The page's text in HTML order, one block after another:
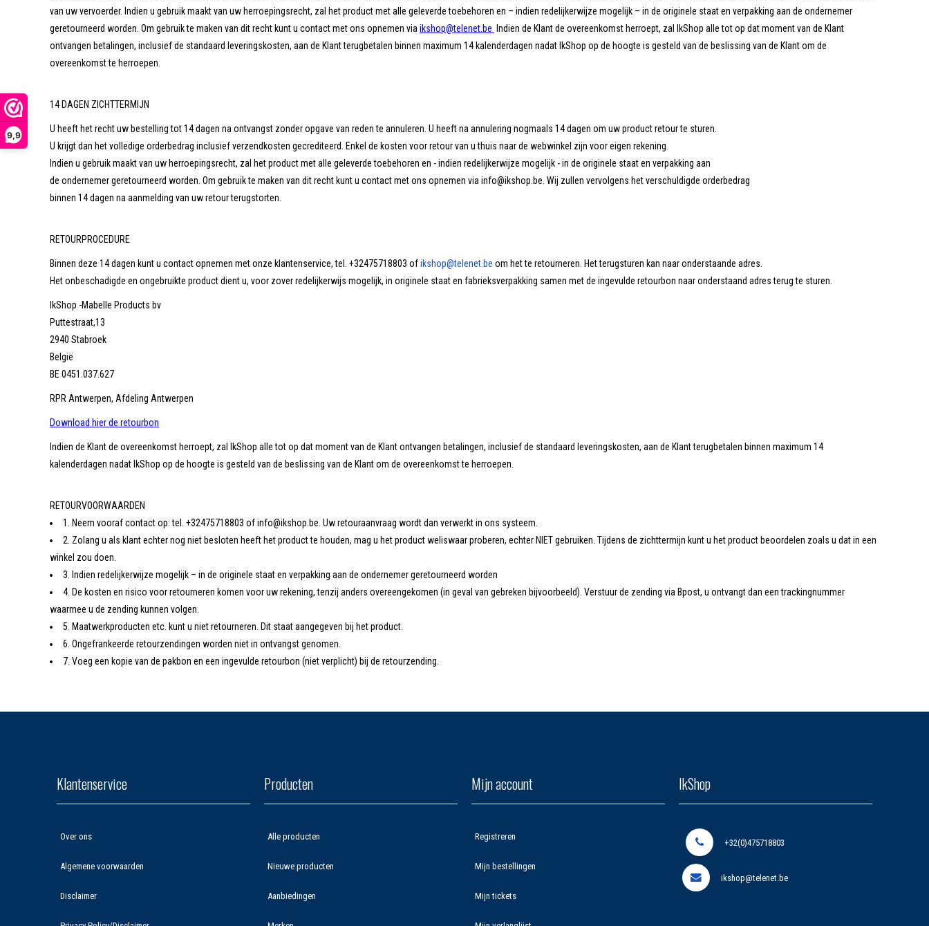
9,9
van uw vervoerder. Indien u gebruik maakt van uw herroepingsrecht, zal het product met alle geleverde toebehoren en – indien redelijkerwijze mogelijk – in de originele staat en verpakking aan de ondernemer
geretourneerd worden. Om gebruik te maken van dit recht kunt u contact met ons opnemen via ikshop@telenet.be
Indien de Klant de overeenkomst herroept, zal IkShop alle tot op dat moment van de Klant
ontvangen betalingen, inclusief de standaard leveringskosten, aan de Klant terugbetalen binnen maximum 14 kalenderdagen nadat IkShop op de hoogte is gesteld van de beslissing van de Klant om de
overeenkomst te herroepen.
14 DAGEN ZICHTTERMIJN
U heeft het recht uw bestelling tot 14 dagen na ontvangst zonder opgave van reden te annuleren. U heeft na annulering nogmaals 14 dagen om uw product retour te sturen.
U krijgt dan het volledige orderbedrag inclusief verzendkosten gecrediteerd. Enkel de kosten voor retour van u thuis naar de webwinkel zijn voor eigen rekening.
Indien u gebruik maakt van uw herroepingsrecht, zal het product met alle geleverde toebehoren en - indien redelijkerwijze mogelijk - in de originele staat en verpakking aan
de ondernemer geretourneerd worden. Om gebruik te maken van dit recht kunt u contact met ons opnemen via info@ikshop.be . Wij zullen vervolgens het verschuldigde orderbedrag
binnen 14 dagen na aanmelding van uw retour terugstorten.
RETOURPROCEDURE
Binnen deze 14 dagen kunt u contact opnemen met onze klantenservice, tel. +32475718803 ofikshop@telenet.be om het te retourneren. Het terugsturen kan naar onderstaande adres.
Het onbeschadigde en ongebruikte product dient u, voor zover redelijkerwijs mogelijk, in originele staat en fabrieksverpakking samen met de ingevulde retourbon naar onderstaand adres terug te sturen.
IkShop -Mabelle Products bv
Puttestraat,13
2940 Stabroek
België
BE 0451.037.627
RPR Antwerpen, Afdeling Antwerpen
Download hier de retourbon
Indien de Klant de overeenkomst herroept, zal IkShop alle tot op dat moment van de Klant ontvangen betalingen, inclusief de standaard leveringskosten, aan de Klant terugbetalen binnen maximum 14
kalenderdagen nadat IkShop op de hoogte is gesteld van de beslissing van de Klant om de overeenkomst te herroepen.
RETOURVOORWAARDEN
1. Neem vooraf contact op: tel. +32475718803 ofinfo@ikshop.be . Uw retouraanvraag wordt dan verwerkt in ons systeem.
2. Zolang u als klant echter nog niet besloten heeft het product te houden, mag u het product weliswaar proberen, echter NIET gebruiken. Tijdens de zichttermijn kunt u het product beoordelen zoals u dat in een
winkel zou doen.
3. Indien redelijkerwijze mogelijk – in de originele staat en verpakking aan de ondernemer geretourneerd worden
4. De kosten en risico voor retourneren komen voor uw rekening, tenzij anders overeengekomen (in geval van gebreken bijvoorbeeld). Verstuur de zending via Bpost, u ontvangt dan een trackingnummer
waarmee u de zending kunnen volgen.
5. Maatwerkproducten etc. kunt u niet retourneren. Dit staat aangegeven bij het product.
6. Ongefrankeerde retourzendingen worden niet in ontvangst genomen.
7. Voeg een kopie van de pakbon en een ingevulde retourbon (niet verplicht) bij de retourzending.
Klantenservice
Over ons
Algemene voorwaarden
Disclaimer
Producten
Alle producten
Nieuwe producten
Aanbiedingen
Mijn account
Registreren
Mijn bestellingen
Mijn tickets
IkShop
+32(0)475718803
ikshop@telenet.be